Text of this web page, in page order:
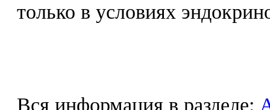
только в условиях
Вся информация в разделе: